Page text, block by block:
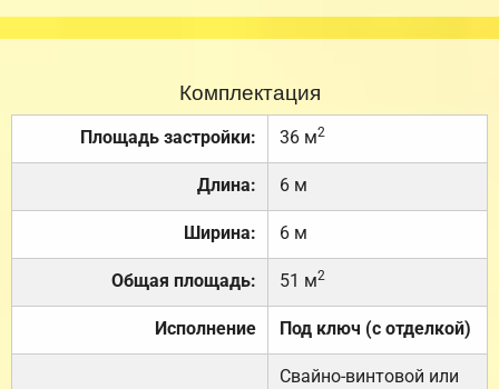
Комплектация
Площадь застройки: 36 м2
Длина: 6 м
Ширина: 6 м
Общая площадь: 51 м2
Исполнение Под ключ (с отделкой)
Свайно-винтовой или